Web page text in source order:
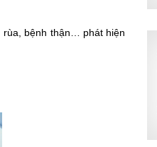
rùa, bệnh thận… phát hiện